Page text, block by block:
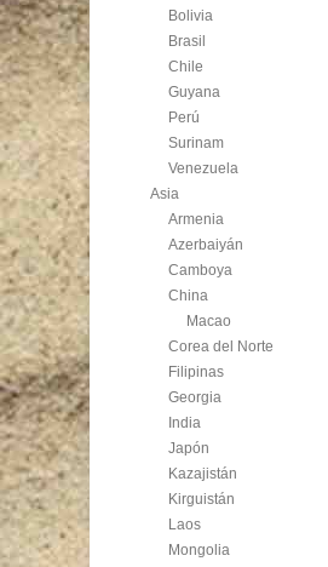
Bolivia
Brasil
Chile
Guyana
Perú
Surinam
Venezuela
Asia
Armenia
Azerbaiyán
Camboya
China
Macao
Corea del Norte
Filipinas
Georgia
India
Japón
Kazajistán
Kirguistán
Laos
Mongolia